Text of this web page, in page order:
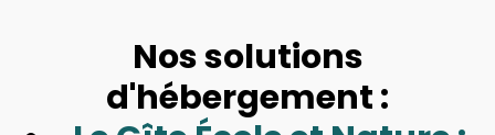
Nos solutions
d'hébergement :